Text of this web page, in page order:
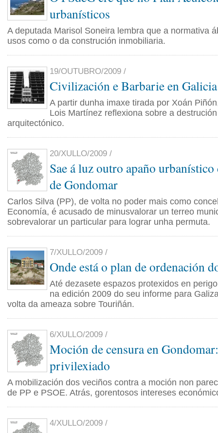
urbanísticos
A deputada Marisol Soneira lembra que a normativa
usos como o da construción inmobiliaria.
19/OUTUBRO/2009 /
Civilización e Barbarie en Galicia
A partir dunha imaxe tirada por Xoán
Lois Martínez reflexiona sobre a
arquitectónico.
20/XULLO/2009 /
Sae á luz outro apaño
de Gondomar
Carlos Silva (PP), de volta no poder mais como
Economía, é acusado de minusvalorar un terreo
sobrevalorar un particular para lograr unha permuta.
7/XULLO/2009 /
Onde está o plan de ordenación
Até dezasete espazos protexidos en
na edición 2009 do seu informe para
volta da ameaza sobre Touriñán.
6/XULLO/2009 /
Moción de censura en
privilexiado
A mobilización dos veciños contra a moción non
de PP e PSOE. Atrás, gorentosos intereses
4/XULLO/2009 /